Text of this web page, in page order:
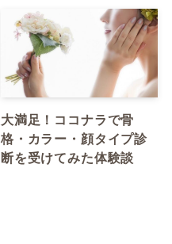
大満足！ココナラで骨
格・カラー・顔タイプ診
断を受けてみた体験談